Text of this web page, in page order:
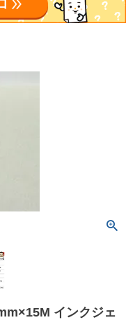
インクジェ